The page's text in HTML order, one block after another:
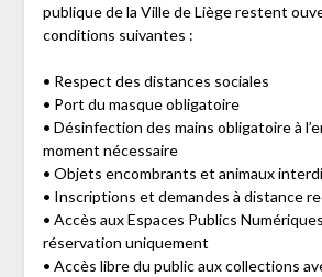
publique de la Ville de Liège restent
conditions suivantes :
• Respect des distances sociales
• Port du masque obligatoire
• Désinfection des mains obligatoire à
moment nécessaire
• Objets encombrants et animaux
• Inscriptions et demandes à distance
• Accès aux Espaces Publics
réservation uniquement
• Accès libre du public aux collections